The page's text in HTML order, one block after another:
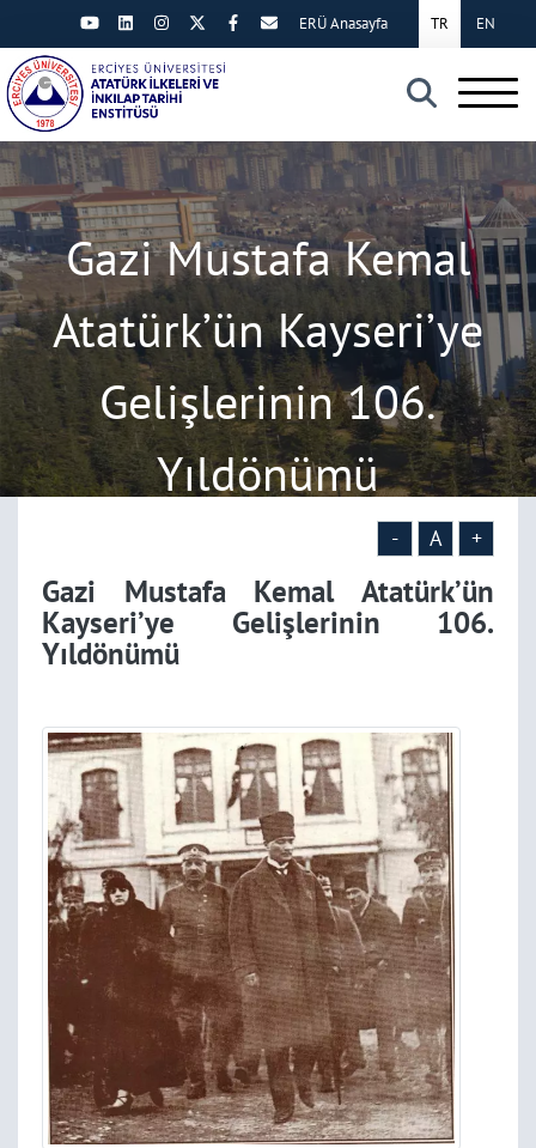
×
TR EN
ERÜ Anasayfa
Gazi Mustafa Kemal
Atatürk’ün Kayseri’ye
Gelişlerinin 106.
Yıldönümü
- A +
Gazi Mustafa Kemal Atatürk’ün
Kayseri’ye Gelişlerinin 106.
Yıldönümü